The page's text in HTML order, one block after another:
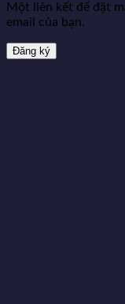
Một liên kết để đặt
email của bạn.
Đăng ký